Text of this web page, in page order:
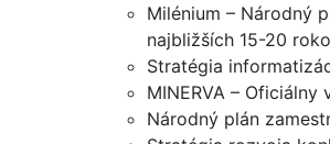
Milénium – Národný
najbližších 15-20
Stratégia
MINERVA –
Národný plán